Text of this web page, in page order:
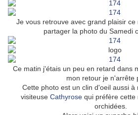
Je vous retrouve avec grand plaisir
partager la photo du Samedi
Ce matin j'étais un peu en retard dans
mon retour je n'arrête
Cette photo est un clin d'oeil aussi à
visiteuse Cathyrose qui préfère cette
orchidées.